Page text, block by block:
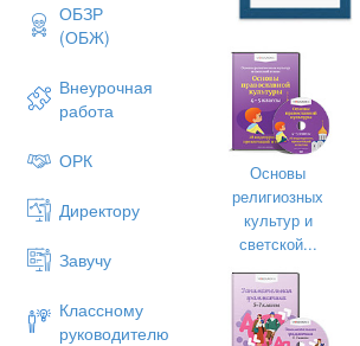
ОБЗР
(ОБЖ)
Внеурочная
работа
ОРК
Директору
Завучу
Классному
руководителю
Основы
религиозных
культур и
светской...